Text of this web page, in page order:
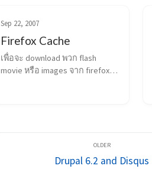
Sep 22, 2007
Firefox Cache
เพื่อจะ download พวก flash
movie หรือ images จาก firefox
Drupal 6.2 and Disqus